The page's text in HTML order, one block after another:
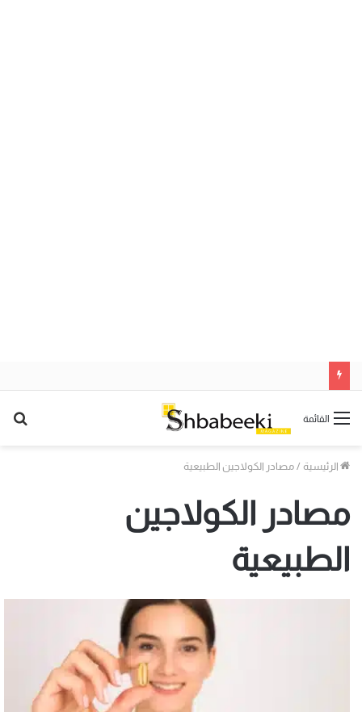
القائمة
الرئيسية / مصادر الكولاجين الطبيعية
مصادر الكولاجين
الطبيعية